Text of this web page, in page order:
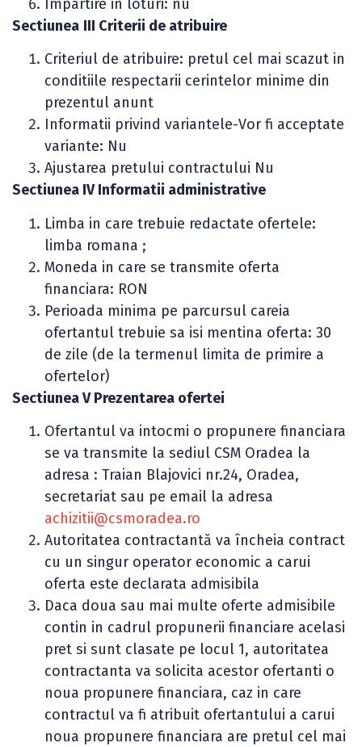
Impartire in loturi: nu
Sectiunea III Criterii de atribuire
Criteriul de atribuire: pretul cel mai scazut in
conditiile respectarii cerintelor minime din
prezentul anunt
Informatii privind variantele-Vor fi acceptate
variante: Nu
Ajustarea pretului contractului Nu
Sectiunea IV Informatii administrative
Limba in care trebuie redactate ofertele:
limba romana ;
Moneda in care se transmite oferta
financiara: RON
Perioada minima pe parcursul careia
ofertantul trebuie sa isi mentina oferta: 30
de zile (de la termenul limita de primire a
ofertelor)
Sectiunea V Prezentarea ofertei
Ofertantul va intocmi o propunere financiara
se va transmite la sediul CSM Oradea la
adresa : Traian Blajovici nr.24, Oradea,
secretariat sau pe email la adresa
achizitii@csmoradea.ro
Autoritatea contractantă va încheia contract
cu un singur operator economic a carui
oferta este declarata admisibila
Daca doua sau mai multe oferte admisibile
contin in cadrul propunerii financiare acelasi
pret si sunt clasate pe locul 1, autoritatea
contractanta va solicita acestor ofertanti o
noua propunere financiara, caz in care
contractul va fi atribuit ofertantului a carui
noua propunere financiara are pretul cel mai